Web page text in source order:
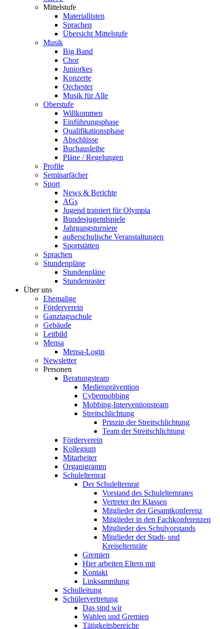
Mittelstufe
Materiallisten
Sprachen
Übersicht Mittelstufe
Musik
Big Band
Chor
Juniorkes
Konzerte
Orchester
Musik für Alle
Oberstufe
Willkommen
Einführungsphase
Qualifikationsphase
Abschlüsse
Buchausleihe
Pläne / Regelungen
Profile
Seminarfächer
Sport
News & Berichte
AGs
Jugend trainiert für Olympia
Bundesjugendspiele
Jahrgangsturniere
außerschulische Veranstaltungen
Sportstätten
Sprachen
Stundenpläne
Stundenpläne
Stundenraster
Über uns
Ehemalige
Förderverein
Ganztagsschule
Gebäude
Leitbild
Mensa
Mensa-Login
Newsletter
Personen
Beratungsteam
Medienprävention
Cybermobbing
Mobbing-Interventionsteam
Streitschlichtung
Prinzip der Streitschlichtung
Team der Streitschlichtung
Förderverein
Kollegium
Mitarbeiter
Organigramm
Schulelternrat
Der Schulelternrat
Vorstand des Schulelternrates
Vertreter der Klassen
Mitglieder der Gesamtkonferenz
Mitglieder in den Fachkonferenzen
Mitglieder des Schulvorstands
Mitglieder der Stadt- und
Kreiselternräte
Gremien
Hier arbeiten Eltern mit
Kontakt
Linksammlung
Schulleitung
Schülervertretung
Das sind wir
Wahlen und Gremien
Tätigkeitsbereiche